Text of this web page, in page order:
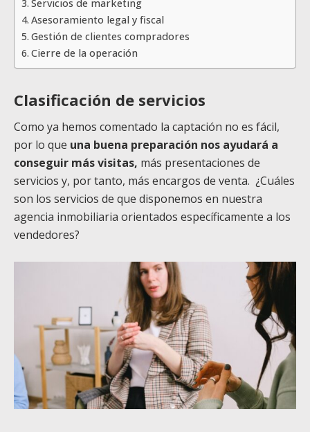
Servicios de marketing
Asesoramiento legal y fiscal
Gestión de clientes compradores
Cierre de la operación
Clasificación de servicios
Como ya hemos comentado la captación no es fácil,
por lo que una buena preparación nos ayudará a
conseguir más visitas, más presentaciones de
servicios y, por tanto, más encargos de venta. ¿Cuáles
son los servicios de que disponemos en nuestra
agencia inmobiliaria orientados específicamente a los
vendedores?